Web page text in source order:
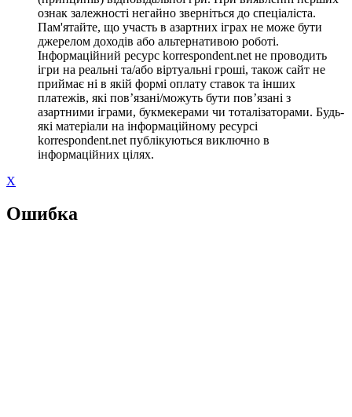
ознак залежності негайно зверніться до спеціаліста.
Пам'ятайте, що участь в азартних іграх не може бути
джерелом доходів або альтернативою роботі.
Інформаційний ресурс korrespondent.net не проводить
ігри на реальні та/або віртуальні гроші, також сайт не
приймає ні в якій формі оплату ставок та інших
платежів, які пов’язані/можуть бути пов’язані з
азартними іграми, букмекерами чи тоталізаторами. Будь-
які матеріали на інформаційному ресурсі
korrespondent.net публікуються виключно в
інформаційних цілях.
X
Ошибка